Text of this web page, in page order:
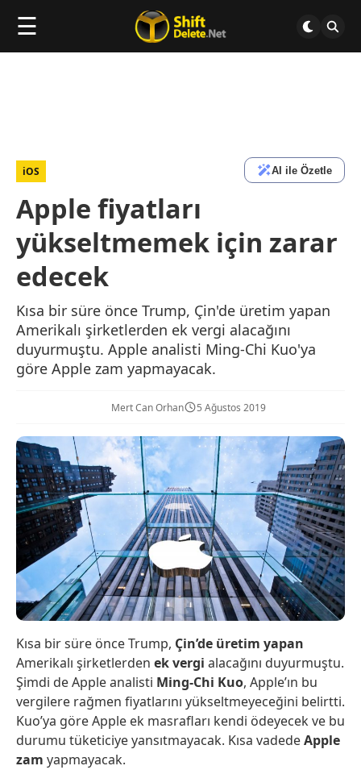
☰
iOS AI ile Özetle
Apple fiyatları
yükseltmemek için zarar
edecek
Kısa bir süre önce Trump, Çin'de üretim yapan
Amerikalı şirketlerden ek vergi alacağını
duyurmuştu. Apple analisti Ming-Chi Kuo'ya
göre Apple zam yapmayacak.
Mert Can Orhan 5 Ağustos 2019
Kısa bir süre önce Trump, Çin’de üretim yapan
Amerikalı şirketlerden ekvergi alacağını duyurmuştu.
Şimdi de Apple analisti Ming-Chi Kuo, Apple’ın bu
vergilere rağmen fiyatlarını yükseltmeyeceğini belirtti.
Kuo’ya göre Apple ek masrafları kendi ödeyecek ve bu
durumu tüketiciye yansıtmayacak. Kısa vadedeApple
zam yapmayacak.